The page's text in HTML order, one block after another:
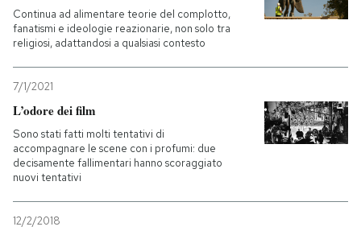
Continua ad alimentare teorie del complotto,
fanatismi e ideologie reazionarie, non solo tra
religiosi, adattandosi a qualsiasi contesto
7/1/2021
L’odore dei film
Sono stati fatti molti tentativi di
accompagnare le scene con i profumi: due
decisamente fallimentari hanno scoraggiato
nuovi tentativi
12/2/2018